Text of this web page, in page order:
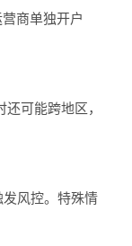
商单独开户
可能跨地区，
风控。特殊情